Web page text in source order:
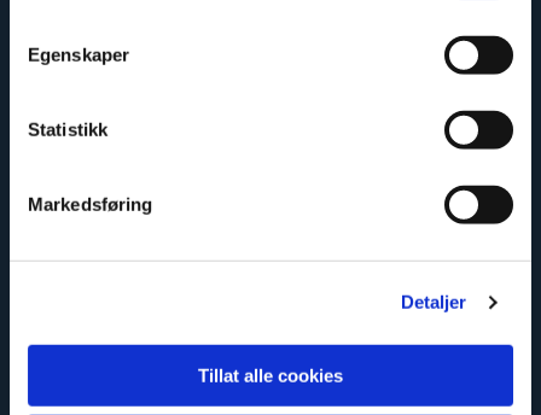
Egenskaper
Statistikk
Markedsføring
Detaljer
Tillat alle cookies
Safe and certified